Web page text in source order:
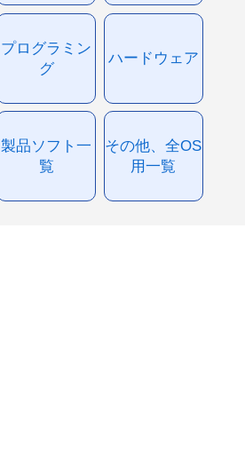
プログラミン
グ
ハードウェア
製品ソフト一
覧
その他、全OS
用一覧